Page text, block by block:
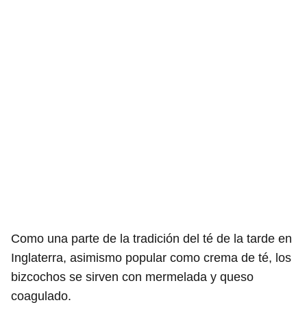
Como una parte de la tradición del té de la tarde en
Inglaterra, asimismo popular como crema de té, los
bizcochos se sirven con mermelada y queso
coagulado.